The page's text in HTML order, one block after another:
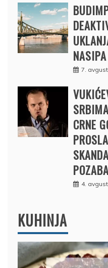
7.
CRNE
4.
KUHINJA